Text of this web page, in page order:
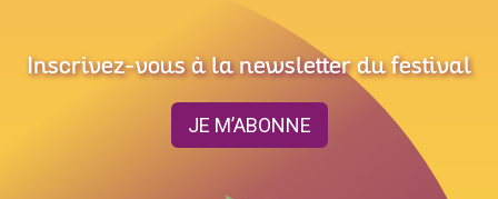
Inscrivez-vous à la newsletter du festival
JE M’ABONNE